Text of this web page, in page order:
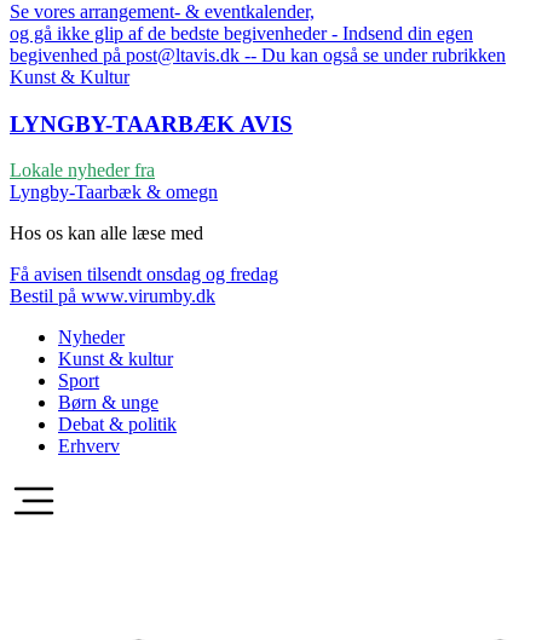
Se vores arrangement- & eventkalender,
og gå ikke glip af de bedste begivenheder - Indsend din egen
begivenhed på post@ltavis.dk -- Du kan også se under rubrikken
Kunst & Kultur
LYNGBY-TAARBÆK AVIS
Lokale nyheder fra
Lyngby-Taarbæk & omegn
Hos os kan alle læse med
Få avisen tilsendt onsdag og fredag
Bestil på www.virumby.dk
Nyheder
Kunst & kultur
Sport
Børn & unge
Debat & politik
Erhverv